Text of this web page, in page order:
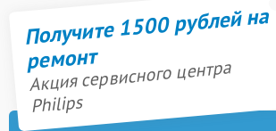
Получите 1500 рублей на
ремонт
Акция сервисного центра
Philips